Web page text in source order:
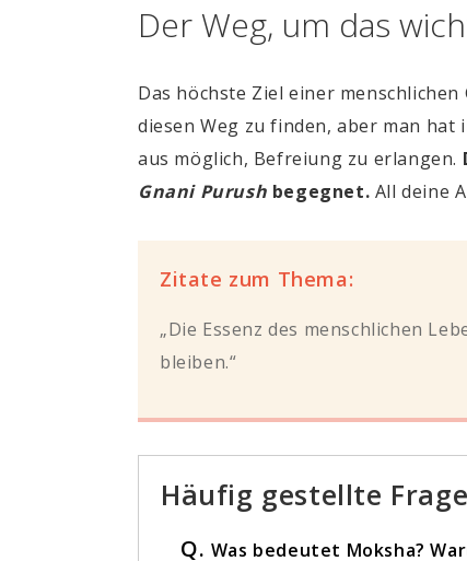
Der Weg, um das
Das höchste Ziel einer
diesen Weg zu finden, aber man
aus möglich, Befreiung zu erlangen.
Gnani Purush begegnet. All deine
Zitate zum Thema:
„Die Essenz des menschlichen
bleiben.“
Häufig gestellte
Q. Was bedeutet Moksha?